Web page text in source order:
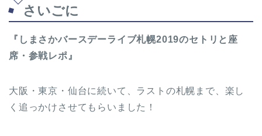
さいごに
『しまさかバースデーライブ札幌2019のセトリと座
席・参戦レポ』
大阪・東京・仙台に続いて、ラストの札幌まで、楽し
く追っかけさせてもらいました！